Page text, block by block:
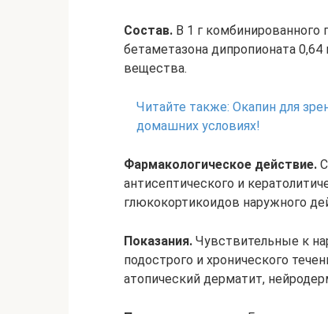
Состав. В 1 г комбинированного
бетаметазона дипропионата
вещества.
Читайте также: Окапин для
домашних условиях!
Фармакологическое действие.
антисептического и
глюкокортикоидов наружного
Показания. Чувствительные к
подострого и хронического
атопический дерматит,